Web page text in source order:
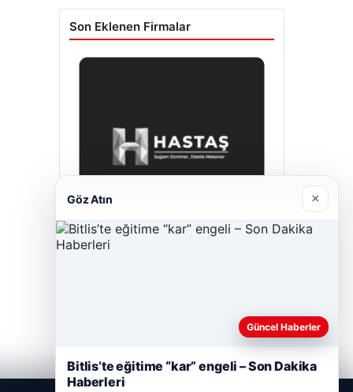
Son Eklenen Firmalar
Göz Atın ×
Güncel Haberler
Bitlis’te eğitime “kar” engeli – Son Dakika
Haberleri